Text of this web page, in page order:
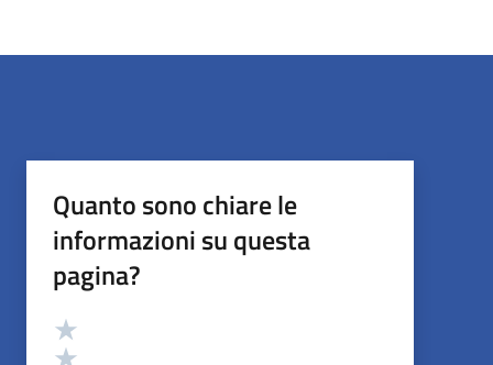
Quanto sono chiare le
informazioni su questa
pagina?
Valutazione